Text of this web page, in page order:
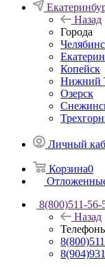
Назад
Города
Копейск
Нижний
Озерск
Личный
Корзина0
8(800)511-56-
Назад